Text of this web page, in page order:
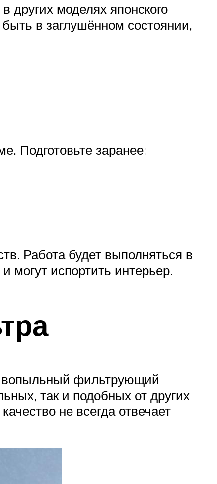
других моделях японского
в заглушённом состоянии,
Подготовьте заранее:
Работа будет выполняться в
могут испортить интерьер.
фильтрующий
так и подобных от других
не всегда отвечает